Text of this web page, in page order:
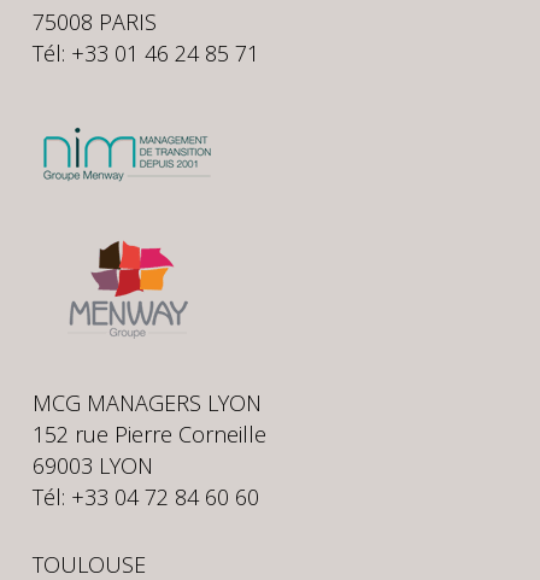
75008 PARIS
Tél: +33 01 46 24 85 71
MCG MANAGERS LYON
152 rue Pierre Corneille
69003 LYON
Tél: +33 04 72 84 60 60
TOULOUSE